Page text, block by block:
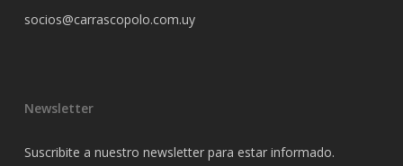
socios@carrascopolo.com.uy
Newsletter
Suscribite a nuestro newsletter para estar informado.